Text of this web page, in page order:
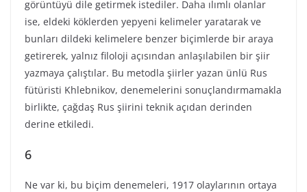
görüntüyü dile getirmek istediler. Daha ılımlı olanlar
ise, eldeki köklerden yepyeni kelimeler yaratarak ve
bunları dildeki kelimelere benzer biçimlerde bir araya
getirerek, yalnız filoloji açısından anlaşılabilen bir şiir
yazmaya çalıştılar. Bu metodla şiirler yazan ünlü Rus
fütüristi Khlebnikov, denemelerini sonuçlandırmamakla
birlikte, çağdaş Rus şiirini teknik açıdan derinden
derine etkiledi.
6
Ne var ki, bu biçim denemeleri, 1917 olaylarının ortaya